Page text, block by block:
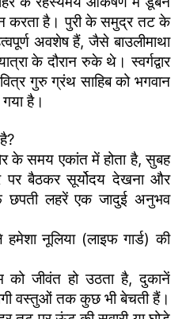
करता है। पुरी के समुद्र तट के
अवशेष हैं, जैसे बाउलीमाथा
के दौरान रुके थे। स्वर्गद्वार
गुरु ग्रंथ साहिब को भगवान
है।
के समय एकांत में होता है, सुबह
पर बैठकर सूर्योदय देखना और
लहरें एक जादुई अनुभव
नूलिया (लाइफ गार्ड) की
को जीवंत हो उठता है, दुकानें
वस्तुओं तक कुछ भी बेचती हैं।